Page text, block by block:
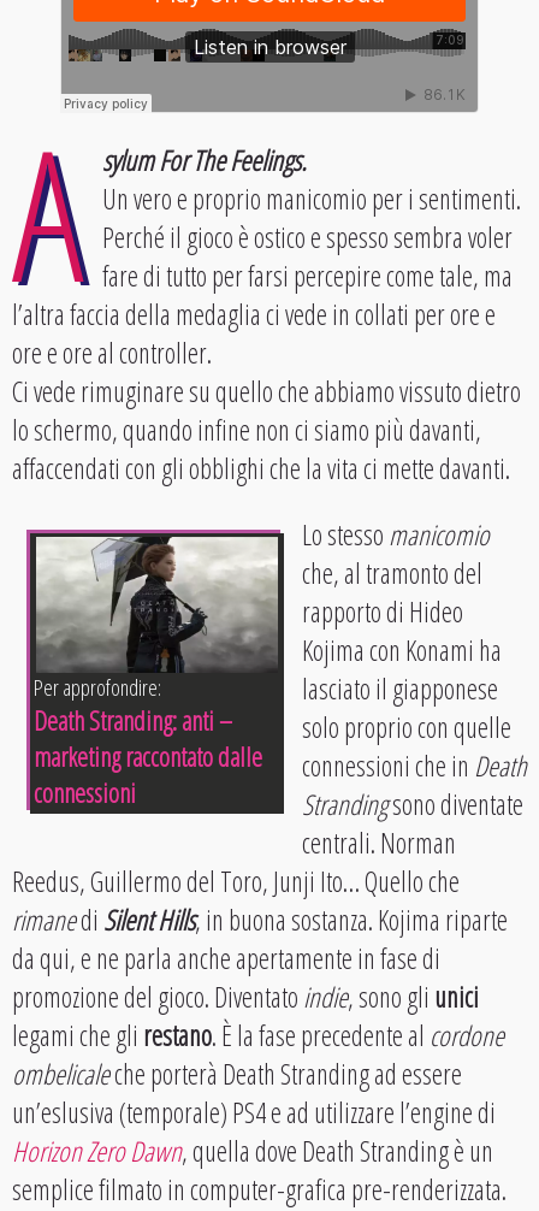
A sylum For The Feelings.
Un vero e proprio manicomio per i sentimenti.
Perché il gioco è ostico e spesso sembra voler
fare di tutto per farsi percepire come tale, ma
l’altra faccia della medaglia ci vede in collati per ore e
ore e ore al controller.
Ci vede rimuginare su quello che abbiamo vissuto dietro
lo schermo, quando infine non ci siamo più davanti,
affaccendati con gli obblighi che la vita ci mette davanti.
Per approfondire:
Death Stranding: anti –
marketing raccontato dalle
connessioni
Lo stessomanicomio
che, al tramonto del
rapporto di Hideo
Kojima con Konami ha
lasciato il giapponese
solo proprio con quelle
connessioni che in Death
Strandingsono diventate
centrali. Norman
Reedus, Guillermo del Toro, Junji Ito… Quello che
rimanedi Silent Hills, in buona sostanza. Kojima riparte
da qui, e ne parla anche apertamente in fase di
promozione del gioco. Diventatoindie, sono gli unici
legami che gli restano. È la fase precedente al cordone
ombelicaleche porterà Death Stranding ad essere
un’eslusiva (temporale) PS4 e ad utilizzare l’engine di
Horizon Zero Dawn, quella dove Death Stranding è un
semplice filmato in computer-grafica pre-renderizzata.